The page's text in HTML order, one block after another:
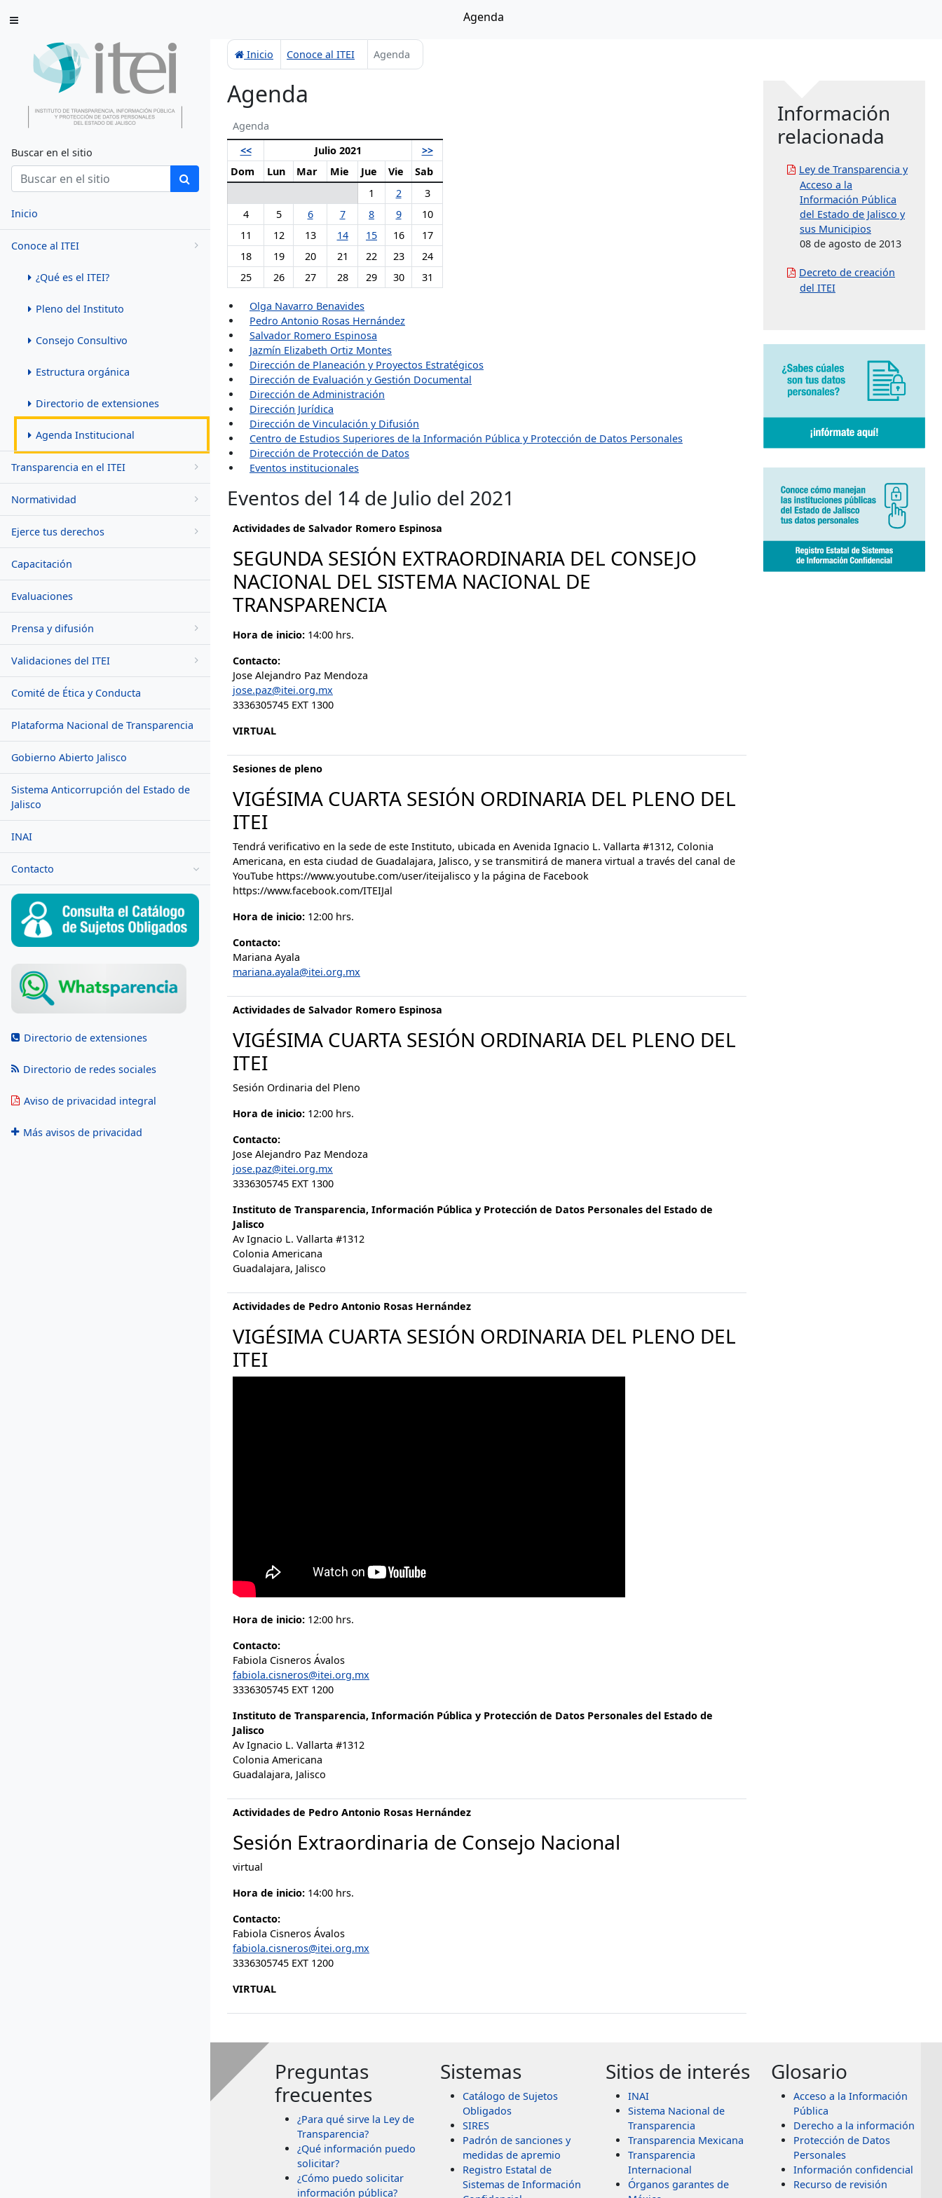
Agenda
Saltar al contenido
Buscar en el sitio
Inicio
Conoce al ITEI
¿Qué es el ITEI?
Pleno del Instituto
Consejo Consultivo
Estructura orgánica
Directorio de extensiones
Agenda Institucional
Transparencia en el ITEI
Normatividad
Ejerce tus derechos
Capacitación
Evaluaciones
Prensa y difusión
Validaciones del ITEI
Comité de Ética y Conducta
Plataforma Nacional de Transparencia
Gobierno Abierto Jalisco
Sistema Anticorrupción del Estado de
Jalisco
INAI
Contacto
Directorio de extensiones
Directorio de redes sociales
Aviso de privacidad integral
Más avisos de privacidad
Inicio Conoce al ITEI Agenda
Agenda
Agenda
<<
Julio 2021
>>
Dom
Lun Mar Mie Jue Vie
Sab
1
2
3
4
5 6 7 8 9
10
11
12 13 14 15 16
17
18
19 20 21 22 23
24
25
26 27 28 29 30 31
Olga Navarro Benavides
Pedro Antonio Rosas Hernández
Salvador Romero Espinosa
Jazmín Elizabeth Ortiz Montes
Dirección de Planeación y Proyectos Estratégicos
Dirección de Evaluación y Gestión Documental
Dirección de Administración
Dirección Jurídica
Dirección de Vinculación y Difusión
Centro de Estudios Superiores de la Información Pública y Protección de Datos Personales
Dirección de Protección de Datos
Eventos institucionales
Eventos del 14 de Julio del 2021
Actividades de Salvador Romero Espinosa
SEGUNDA SESIÓN EXTRAORDINARIA DEL CONSEJO
NACIONAL DEL SISTEMA NACIONAL DE
TRANSPARENCIA
Hora de inicio: 14:00 hrs.
Contacto:
Jose Alejandro Paz Mendoza
jose.paz@itei.org.mx
3336305745 EXT 1300
VIRTUAL
Sesiones de pleno
VIGÉSIMA CUARTA SESIÓN ORDINARIA DEL PLENO DEL
ITEI
Tendrá verificativo en la sede de este Instituto, ubicada en Avenida Ignacio L. Vallarta #1312, Colonia
Americana, en esta ciudad de Guadalajara, Jalisco, y se transmitirá de manera virtual a través del canal de
YouTube https://www.youtube.com/user/iteijalisco y la página de Facebook
https://www.facebook.com/ITEIJal
Hora de inicio: 12:00 hrs.
Contacto:
Mariana Ayala
mariana.ayala@itei.org.mx
Actividades de Salvador Romero Espinosa
VIGÉSIMA CUARTA SESIÓN ORDINARIA DEL PLENO DEL
ITEI
Sesión Ordinaria del Pleno
Hora de inicio: 12:00 hrs.
Contacto:
Jose Alejandro Paz Mendoza
jose.paz@itei.org.mx
3336305745 EXT 1300
Instituto de Transparencia, Información Pública y Protección de Datos Personales del Estado de
Jalisco
Av Ignacio L. Vallarta #1312
Colonia Americana
Guadalajara, Jalisco
Actividades de Pedro Antonio Rosas Hernández
VIGÉSIMA CUARTA SESIÓN ORDINARIA DEL PLENO DEL
ITEI
Hora de inicio: 12:00 hrs.
Contacto:
Fabiola Cisneros Ávalos
fabiola.cisneros@itei.org.mx
3336305745 EXT 1200
Instituto de Transparencia, Información Pública y Protección de Datos Personales del Estado de
Jalisco
Av Ignacio L. Vallarta #1312
Colonia Americana
Guadalajara, Jalisco
Actividades de Pedro Antonio Rosas Hernández
Sesión Extraordinaria de Consejo Nacional
virtual
Hora de inicio: 14:00 hrs.
Contacto:
Fabiola Cisneros Ávalos
fabiola.cisneros@itei.org.mx
3336305745 EXT 1200
VIRTUAL
Información
relacionada
Ley de Transparencia y
Acceso a la
Información Pública
del Estado de Jalisco y
sus Municipios
08 de agosto de 2013
Decreto de creación
del ITEI
Preguntas
frecuentes
¿Para qué sirve la Ley de
Transparencia?
¿Qué información puedo
solicitar?
¿Cómo puedo solicitar
información pública?
Sistemas
Catálogo de Sujetos
Obligados
SIRES
Padrón de sanciones y
medidas de apremio
Registro Estatal de
Sistemas de Información
Sitios de interés
INAI
Sistema Nacional de
Transparencia
Transparencia Mexicana
Transparencia
Internacional
Órganos garantes de
Glosario
Acceso a la Información
Pública
Derecho a la información
Protección de Datos
Personales
Información confidencial
Recurso de revisión